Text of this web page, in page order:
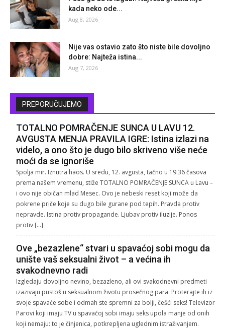
kada neko ode...
Aug 8, 2026
Nije vas ostavio zato što niste bile dovoljno
dobre: Najteža istina...
Aug 7, 2026
PREPORUČUJEMO
TOTALNO POMRAČENJE SUNCA U LAVU 12.
AVGUSTA MENJA PRAVILA IGRE: Istina izlazi na
videlo, a ono što je dugo bilo skriveno više neće
moći da se ignoriše
Spolja mir. Iznutra haos. U sredu, 12. avgusta, tačno u 19.36 časova
prema našem vremenu, stiže TOTALNO POMRAČENJE SUNCA u Lavu –
i ovo nije običan mlad Mesec. Ovo je nebeski reset koji može da
pokrene priče koje su dugo bile gurane pod tepih. Pravda protiv
nepravde. Istina protiv propagande. Ljubav protiv iluzije. Ponos
protiv […]
Ove „bezazlene“ stvari u spavaćoj sobi mogu da
unište vaš seksualni život – a većina ih
svakodnevno radi
Izgledaju dovoljno nevino, bezazleno, ali ovi svakodnevni predmeti
izazivaju pustoš u seksualnom životu prosečnog para. Proterajte ih iz
svoje spavaće sobe i odmah ste spremni za bolji, češći seks! Televizor
Parovi koji imaju TV u spavaćoj sobi imaju seks upola manje od onih
koji nemaju: to je činjenica, potkrepljena uglednim istraživanjem.